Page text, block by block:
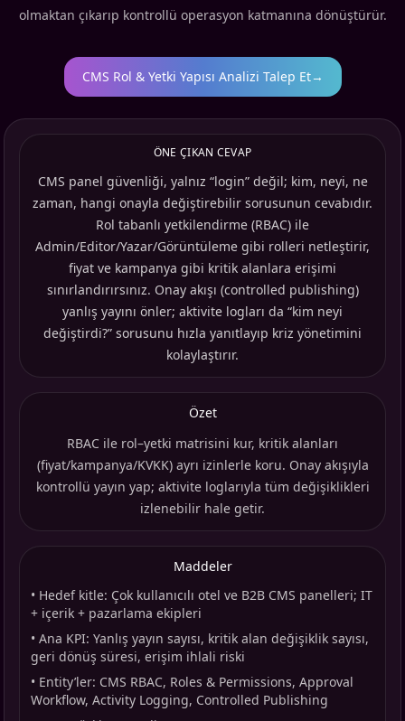
olmaktan çıkarıp kontrollü operasyon katmanına dönüştürür.
CMS Rol & Yetki Yapısı Analizi Talep Et→
ÖNE ÇIKAN CEVAP
CMS panel güvenliği, yalnız “login” değil; kim, neyi, ne
zaman, hangi onayla değiştirebilir sorusunun cevabıdır.
Rol tabanlı yetkilendirme (RBAC) ile
Admin/Editor/Yazar/Görüntüleme gibi rolleri netleştirir,
fiyat ve kampanya gibi kritik alanlara erişimi
sınırlandırırsınız. Onay akışı (controlled publishing)
yanlış yayını önler; aktivite logları da “kim neyi
değiştirdi?” sorusunu hızla yanıtlayıp kriz yönetimini
kolaylaştırır.
Özet
RBAC ile rol–yetki matrisini kur, kritik alanları
(fiyat/kampanya/KVKK) ayrı izinlerle koru. Onay akışıyla
kontrollü yayın yap; aktivite loglarıyla tüm değişiklikleri
izlenebilir hale getir.
Maddeler
• Hedef kitle: Çok kullanıcılı otel ve B2B CMS panelleri; IT
+ içerik + pazarlama ekipleri
• Ana KPI: Yanlış yayın sayısı, kritik alan değişiklik sayısı,
geri dönüş süresi, erişim ihlali riski
• Entity’ler: CMS RBAC, Roles & Permissions, Approval
Workflow, Activity Logging, Controlled Publishing